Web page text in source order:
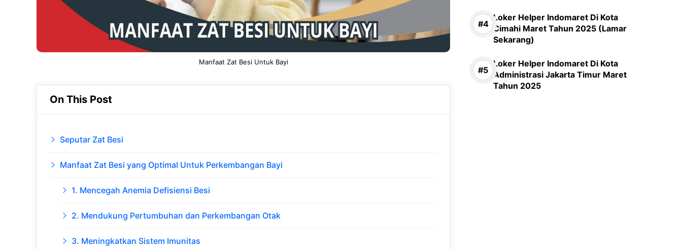
Manfaat Zat Besi Untuk Bayi
On This Post
Seputar Zat Besi
Manfaat Zat Besi yang Optimal Untuk Perkembangan Bayi
1. Mencegah Anemia Defisiensi Besi
2. Mendukung Pertumbuhan dan Perkembangan Otak
3. Meningkatkan Sistem Imunitas
Loker Helper Indomaret Di Kota
Cimahi Maret Tahun 2025 (Lamar
Sekarang)
Loker Helper Indomaret Di Kota
Administrasi Jakarta Timur Maret
Tahun 2025